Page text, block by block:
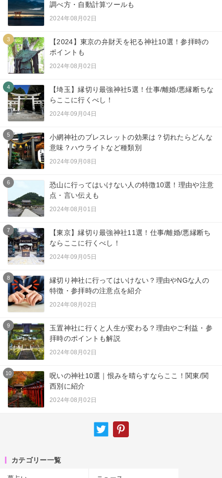
調べ方・自動計算ツールも
2024年08月02日
3
【2024】東京の弁財天を祀る神社10選！参拝時の
ポイントも
2024年08月02日
4
【埼玉】縁切り最強神社5選！仕事/離婚/悪縁断ちな
らここに行くべし！
2024年09月04日
5
小網神社のブレスレットの効果は？切れたらどんな
意味？ハウライトなど種類別
2024年09月08日
6
恐山に行ってはいけない人の特徴10選！理由や注意
点・言い伝えも
2024年08月01日
7
【東京】縁切り最強神社11選！仕事/離婚/悪縁断ち
ならここに行くべし！
2024年09月05日
8
縁切り神社に行ってはいけない？理由やNGな人の
特徴・参拝時の注意点を紹介
2024年08月02日
9
玉置神社に行くと人生が変わる？理由やご利益・参
拝時のポイントも解説
2024年08月02日
10
呪いの神社10選｜恨みを晴らすならここ！関東/関
西別に紹介
2024年08月02日
カテゴリー一覧